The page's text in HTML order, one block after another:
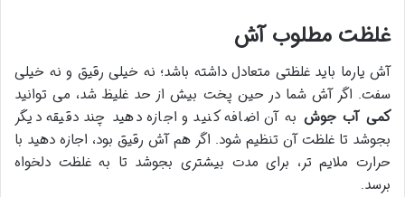
غلظت مطلوب آش
آش یارما باید غلظتی متعادل داشته باشد؛ نه خیلی رقیق و نه خیلی
سفت. اگر آش شما در حین پخت بیش از حد غلیظ شد، می توانید
کمی آب جوش به آن اضافه کنید و اجازه دهید چند دقیقه دیگر
بجوشد تا غلظت آن تنظیم شود. اگر هم آش رقیق بود، اجازه دهید با
حرارت ملایم تر، برای مدت بیشتری بجوشد تا به غلظت دلخواه
برسد.